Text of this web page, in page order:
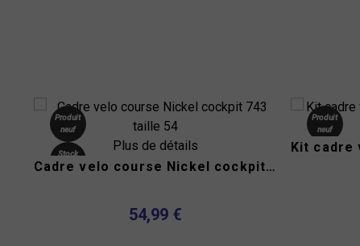
Plus de détails
Produit
neuf
Stock
épuisé
Cadre velo course Nickel cockpit 743 taille 54
54,99 €
Produit
neuf